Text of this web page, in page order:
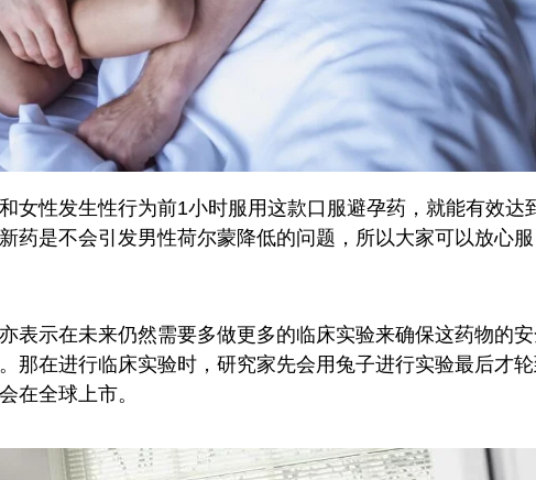
女性发生性行为前1小时服用这款口服避孕药，就能有效达
药是不会引发男性荷尔蒙降低的问题，所以大家可以放心服
表示在未来仍然需要多做更多的临床实验来确保这药物的
那在进行临床实验时，研究家先会用兔子进行实验最后才轮
在全球上市。